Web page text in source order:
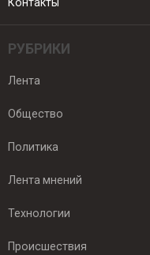
Контакты
РУБРИКИ
Лента
Общество
Политика
Лента мнений
Технологии
Происшествия